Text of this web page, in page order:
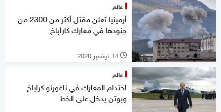
عالم
أرمينيا تعلن مقتل أكثر من 2300 من
جنودها في معارك كاراباخ
l 14 نوفمبر 2020
عالم
احتدام المعارك في ناغورنو كراباخ
وبوتن يدخل على الخط